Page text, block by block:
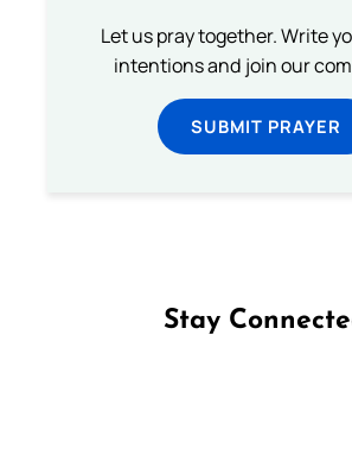
Let us pray together. Write
intentions and join our
SUBMIT PRAYER
Stay